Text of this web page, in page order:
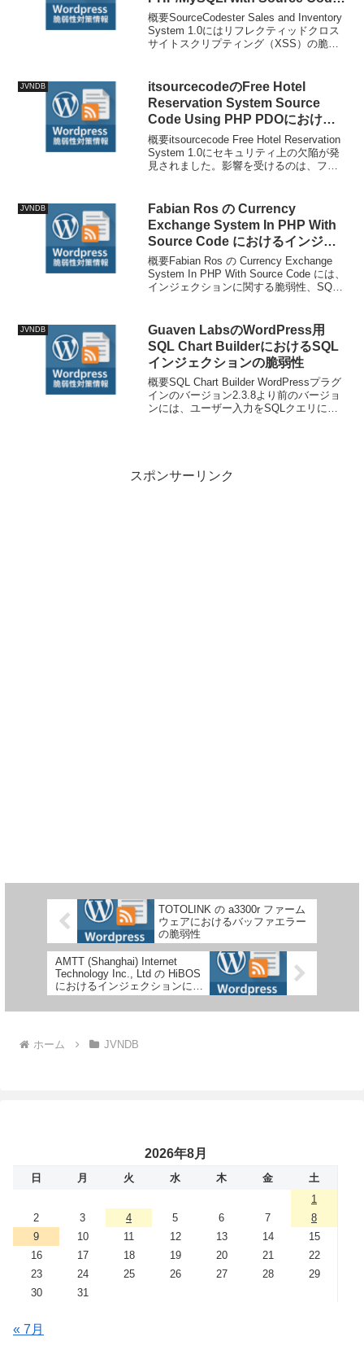
におけるクロスサイトスクリプテ
ィングの脆弱性
概要SourceCodester Sales and Inventory
System 1.0にはリフレクティッドクロス
サイトスクリプティング（XSS）の脆弱
JVNDB
itsourcecodeのFree Hotel
Reservation System Source
Code Using PHP PDOにおける
複数の脆弱性
概要itsourcecode Free Hotel Reservation
System 1.0にセキュリティ上の欠陥が発
見されました。影響を受けるのは、ファ
vi...
JVNDB
Fabian Ros の Currency
Exchange System In PHP With
Source Code におけるインジェ
クションに関する脆弱性
概要Fabian Ros の Currency Exchange
System In PHP With Source Code には、
インジェクションに関する脆弱性、SQL
JVNDB
Guaven LabsのWordPress用
SQL Chart BuilderにおけるSQL
インジェクションの脆弱性
概要SQL Chart Builder WordPressプラグ
インのバージョン2.3.8より前のバージョ
ンには、ユーザー入力をSQLクエリに連
スポンサーリンク
TOTOLINK の a3300r ファーム
ウェアにおけるバッファエラー
の脆弱性
AMTT (Shanghai) Internet
Technology Inc., Ltd の HiBOS
におけるインジェクションに関
する脆弱性
ホーム JVNDB
2026年8月
日 月 火 水 木 金
土
1
2
3 4 5 6 7
8
9
10 11 12 13 14
15
16
17 18 19 20 21
22
23
24 25 26 27 28
29
30
31
« 7月